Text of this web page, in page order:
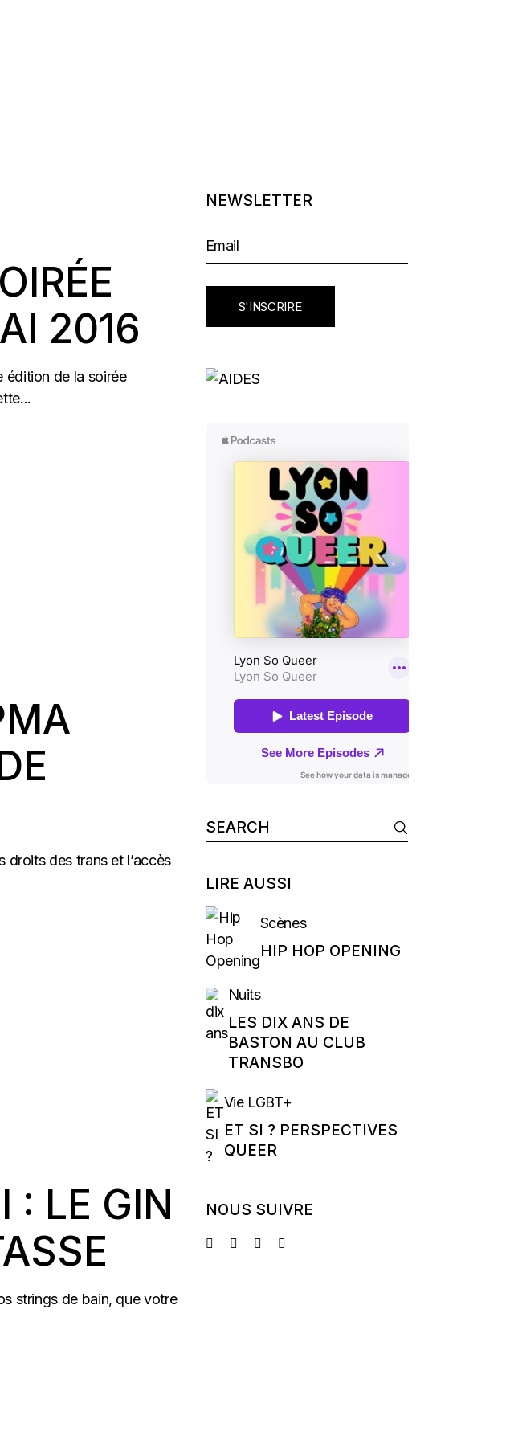
2016
édition de la soirée
droits des trans et l’accès
: LE GIN
strings de bain, que votre
NEWSLETTER
S'INSCRIRE
Search
for:
LIRE AUSSI
Scènes
HIP HOP OPENING
Nuits
LES DIX ANS DE
BASTON AU CLUB
TRANSBO
Vie LGBT+
ET SI ? PERSPECTIVES
QUEER
NOUS SUIVRE